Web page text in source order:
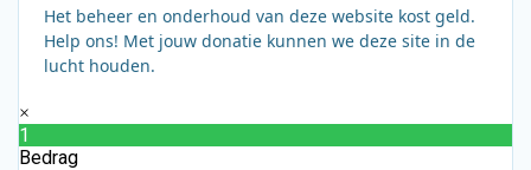
Het beheer en onderhoud van deze website kost geld.
Help ons! Met jouw donatie kunnen we deze site in de
lucht houden.